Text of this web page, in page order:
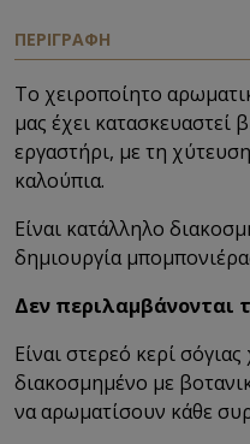
ΠΕΡΙΓΡΑΦΗ
Το χειροποίητο
μας έχει κατασκευαστεί
εργαστήρι, με τη
καλούπια.
Είναι κατάλληλο
δημιουργία
Δεν περιλαμβάνονται
Είναι στερεό κερί
διακοσμημένο με
να αρωματίσουν κάθε